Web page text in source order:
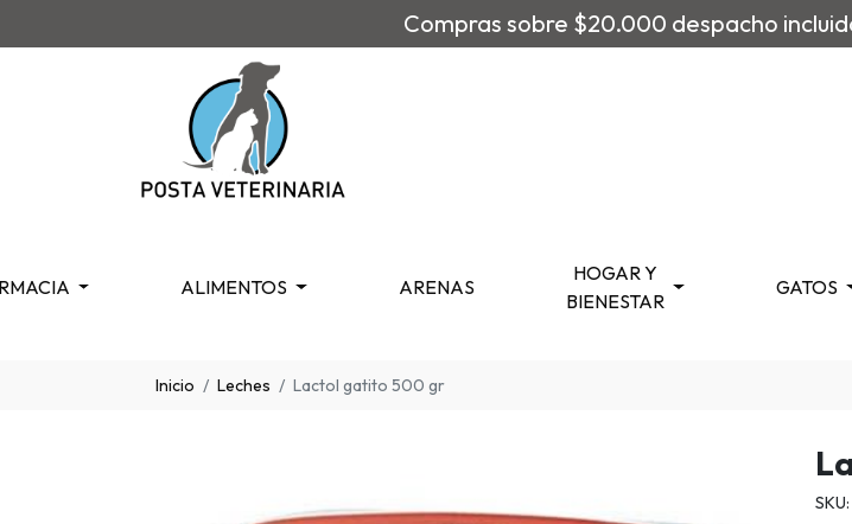
Compras sobre $20.000 despacho
ALIMENTOS ARENAS
HOGAR Y
BIENESTAR
GATOS
Inicio Leches Lactol gatito 500 gr